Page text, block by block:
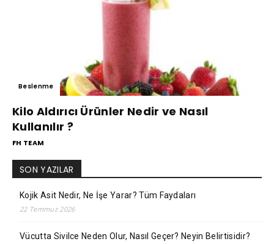
Beslenme
Kilo Aldırıcı Ürünler Nedir ve Nasıl
Kullanılır ?
FH TEAM
SON YAZILAR
Kojik Asit Nedir, Ne İşe Yarar? Tüm Faydaları
22 Temmuz 2026
Vücutta Sivilce Neden Olur, Nasıl Geçer? Neyin Belirtisidir?